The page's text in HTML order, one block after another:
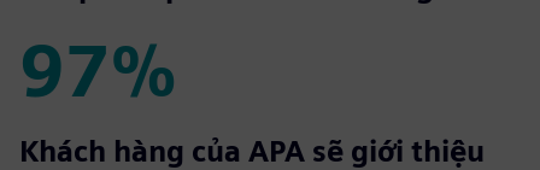
97%
97%
Khách hàng của APA sẽ giới thiệu